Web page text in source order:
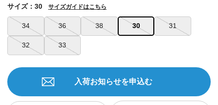
34 36 38 30 31
32 33
サイズ：30 サイズガイドはこちら
入荷お知らせを申込む